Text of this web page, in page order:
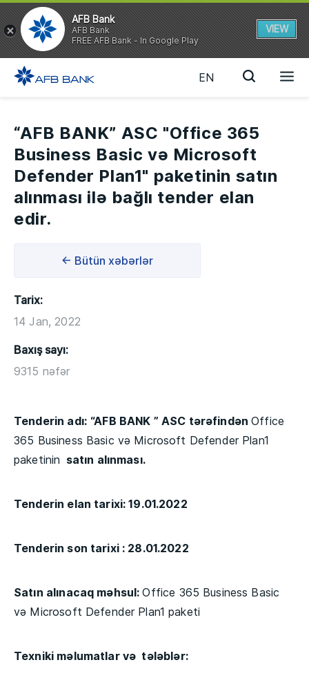
EN
“AFB BANK” ASC "Office 365
Business Basic və Microsoft
Defender Plan1" paketinin satın
alınması ilə bağlı tender elan
edir.
← Bütün xəbərlər
Tarix:
14 Jan, 2022
Baxış sayı:
9315 nəfər
Tenderin adı: “AFB BANK ” ASC tərəfindən Office
365 Business Basic və Microsoft Defender Plan1
paketinin satın alınması.
Tenderin elan tarixi: 19.01.2022
Tenderin son tarixi : 28.01.2022
Satın alınacaq məhsul:Office 365 Business Basic
və Microsoft Defender Plan1 paketi
Texniki məlumatlar və tələblər:
AFB Bank
AFB Bank
FREE AFB Bank - In Google Play
VIEW